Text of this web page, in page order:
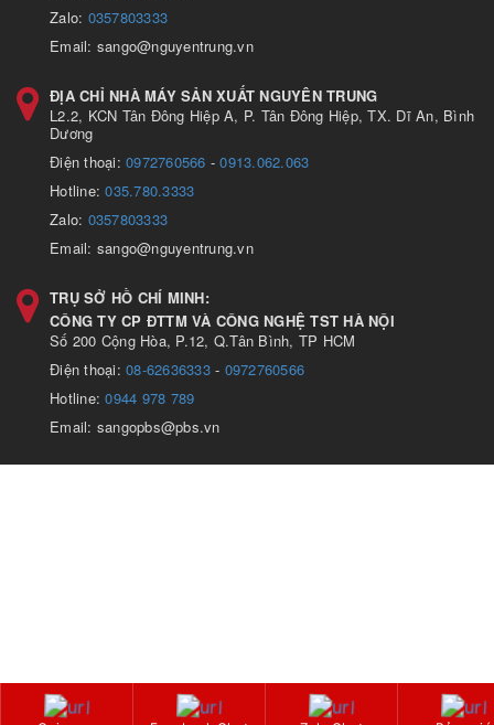
Zalo: 0357803333
Email: sango@nguyentrung.vn
ĐỊA CHỈ NHÀ MÁY SẢN XUẤT NGUYÊN TRUNG
L2.2, KCN Tân Đông Hiệp A, P. Tân Đông Hiệp, TX. Dĩ An, Bình
Dương
Điện thoại:0972760566 -0913.062.063
Hotline:035.780.3333
Zalo: 0357803333
Email: sango@nguyentrung.vn
TRỤ SỞ HỒ CHÍ MINH:
CÔNG TY CP ĐTTM VÀ CÔNG NGHỆ TST HÀ NỘI
Số 200 Cộng Hòa, P.12, Q.Tân Bình, TP HCM
Điện thoại:08-62636333- 0972760566
Hotline:0944 978 789
Email: sangopbs@pbs.vn
Y/C